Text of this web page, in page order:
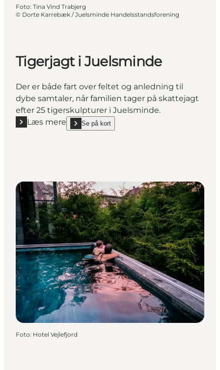
Foto: Tina Vind Trabjerg
© Dorte Karrebæk / Juelsminde Handelsstandsforening
Tigerjagt i Juelsminde
Der er både fart over feltet og anledning til
dybe samtaler, når familien tager på skattejagt
efter 25 tigerskulpturer i Juelsminde.
Læs mere
Læs mere "Tigerjagt i Juelsminde"
Se på kort
show Tigerjagt i Juelsminde on_map
Foto: Hotel Vejlefjord